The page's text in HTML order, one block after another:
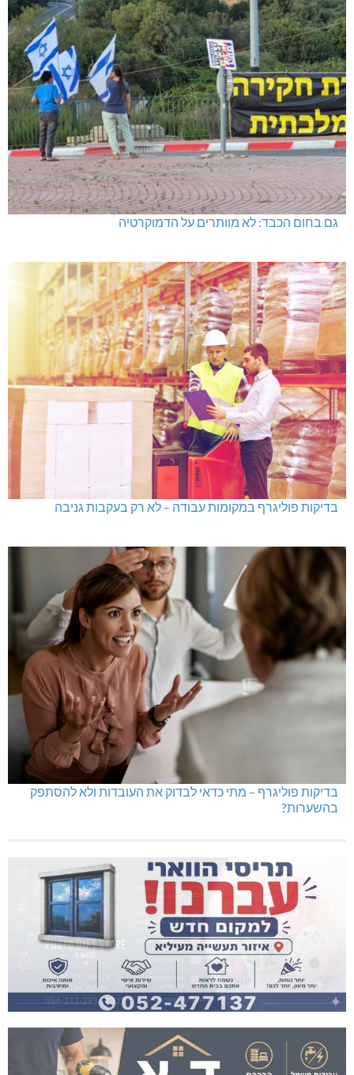
היכל שלמה, מעלות: עונת 26-27
גם בחום הכבד: לא מוותרים על הדמוקרטיה
בדיקות פוליגרף במקומות עבודה – לא רק בעקבות גניבה
בדיקות פוליגרף – מתי כדאי לבדוק את העובדות ולא להסתפק
בהשערות?